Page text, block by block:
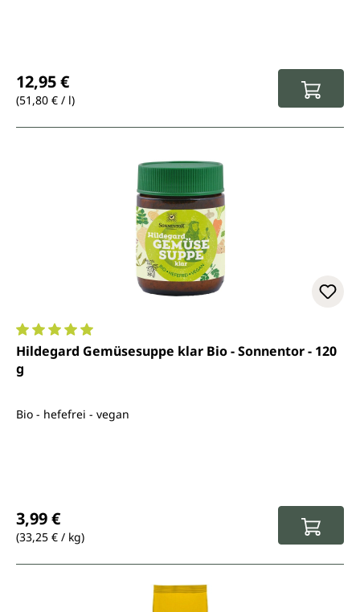
12,95 €
(51,80 € / l)
Durchschnittliche Bewertung von 5 von 5 Sternen
Hildegard Gemüsesuppe klar Bio - Sonnentor - 120
g
Bio - hefefrei - vegan
3,99 €
(33,25 € / kg)